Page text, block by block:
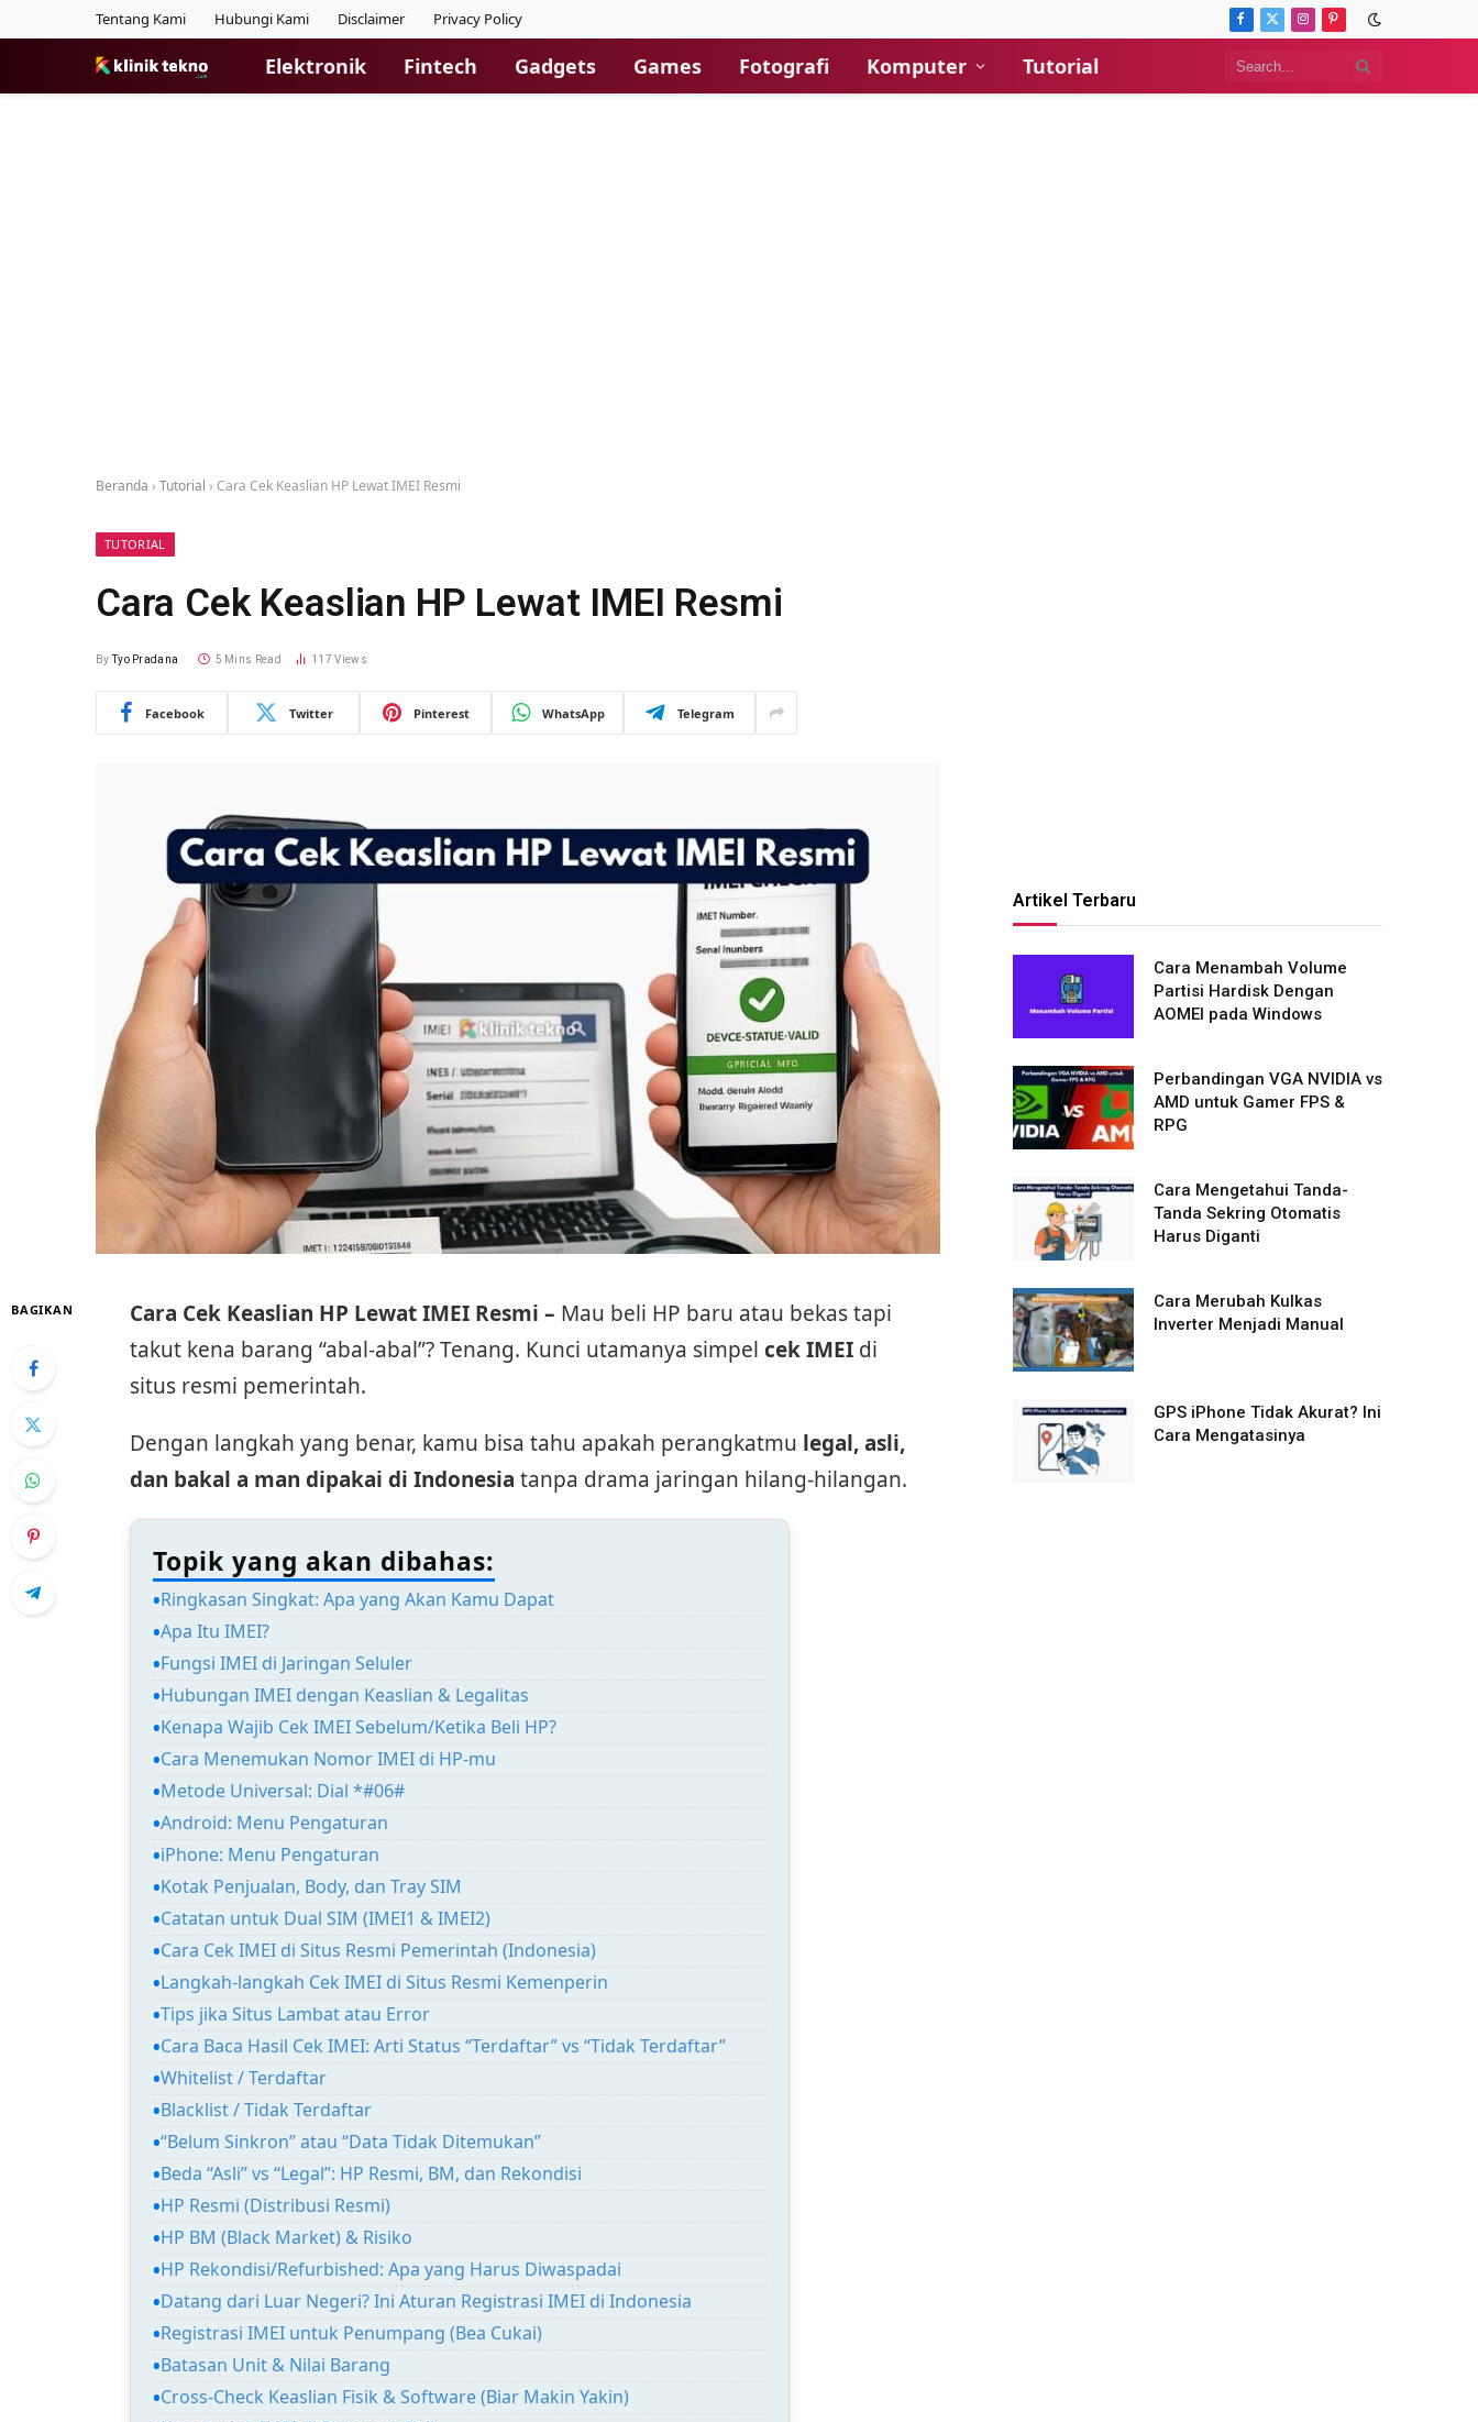
Tentang Kami Hubungi Kami Disclaimer Privacy Policy Facebook
X
Instagram
Pinterest
Elektronik Fintech Gadgets Games Fotografi Komputer Tutorial
Beranda › Tutorial › Cara Cek Keaslian HP Lewat IMEI Resmi
TUTORIAL
Cara Cek Keaslian HP Lewat IMEI Resmi
By Tyo Pradana 5 Mins Read 117Views
Facebook Twitter Pinterest WhatsApp Telegram
BAGIKAN Cara Cek Keaslian HP Lewat IMEI Resmi – Mau beli HP baru atau bekas tapi
takut kena barang “abal-abal”? Tenang. Kunci utamanya simpel cek IMEIdi
situs resmi pemerintah.
Dengan langkah yang benar, kamu bisa tahu apakah perangkatmu legal, asli,
dan bakal a man dipakai di Indonesia tanpa drama jaringan hilang-hilangan.
Topik yang akan dibahas:
Ringkasan Singkat: Apa yang Akan Kamu Dapat
Apa Itu IMEI?
Fungsi IMEI di Jaringan Seluler
Hubungan IMEI dengan Keaslian & Legalitas
Kenapa Wajib Cek IMEI Sebelum/Ketika Beli HP?
Cara Menemukan Nomor IMEI di HP-mu
Metode Universal: Dial *#06#
Android: Menu Pengaturan
iPhone: Menu Pengaturan
Kotak Penjualan, Body, dan Tray SIM
Catatan untuk Dual SIM (IMEI1 & IMEI2)
Cara Cek IMEI di Situs Resmi Pemerintah (Indonesia)
Langkah-langkah Cek IMEI di Situs Resmi Kemenperin
Tips jika Situs Lambat atau Error
Cara Baca Hasil Cek IMEI: Arti Status “Terdaftar” vs “Tidak Terdaftar”
Whitelist / Terdaftar
Blacklist / Tidak Terdaftar
“Belum Sinkron” atau “Data Tidak Ditemukan”
Beda “Asli” vs “Legal”: HP Resmi, BM, dan Rekondisi
HP Resmi (Distribusi Resmi)
HP BM (Black Market) & Risiko
HP Rekondisi/Refurbished: Apa yang Harus Diwaspadai
Datang dari Luar Negeri? Ini Aturan Registrasi IMEI di Indonesia
Registrasi IMEI untuk Penumpang (Bea Cukai)
Batasan Unit & Nilai Barang
Cross-Check Keaslian Fisik & Software (Biar Makin Yakin)
Artikel Terbaru
Cara Menambah Volume
Partisi Hardisk Dengan
AOMEI pada Windows
Perbandingan VGA NVIDIA vs
AMD untuk Gamer FPS &
RPG
Cara Mengetahui Tanda-
Tanda Sekring Otomatis
Harus Diganti
Cara Merubah Kulkas
Inverter Menjadi Manual
GPS iPhone Tidak Akurat? Ini
Cara Mengatasinya